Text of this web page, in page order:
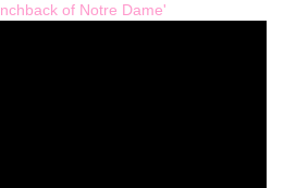
of Notre Dame'